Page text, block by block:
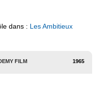
dans : Les Ambitieux
FILM
1965